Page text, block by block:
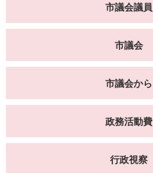
市議会議員
市議会
市議会から
政務活動費
行政視察